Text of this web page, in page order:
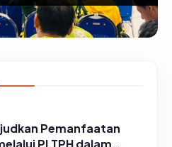
Pemanfaatan
PLTPH dalam